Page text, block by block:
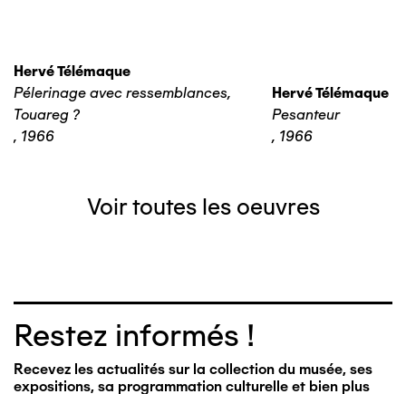
Hervé Télémaque
Pélerinage avec ressemblances,
Touareg ?
, 1966
Hervé Télémaque
Pesanteur
, 1966
Voir toutes les oeuvres
Restez informés !
Recevez les actualités sur la collection du musée, ses
expositions, sa programmation culturelle et bien plus